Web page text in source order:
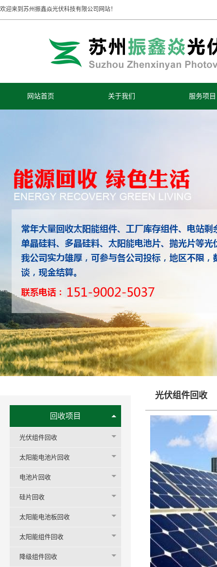
欢迎来到苏州振鑫焱光伏科技有限公司网站！
网站首页 关于我们 服务项目
回收项目
光伏组件回收
太阳能电池片回收
电池片回收
硅片回收
太阳能电池板回收
太阳能组件回收
降级组件回收
光伏组件回收